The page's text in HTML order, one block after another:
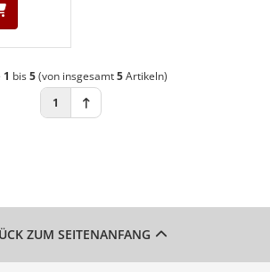
1 bis5(von insgesamt5Artikeln)
1
ZUM SEITENANFANG